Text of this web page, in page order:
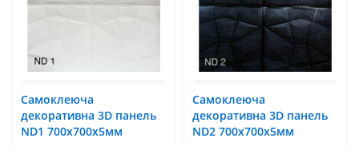
Самоклеюча
декоративна 3D панель
ND1 700x700х5мм
Самоклеюча
декоративна 3D панель
ND2 700x700х5мм